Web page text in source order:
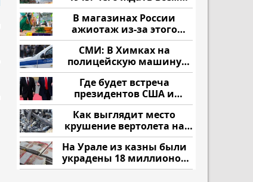
нам?
В магазинах России
ажиотаж из-за этого
продукта: что купить?
СМИ: В Химках на
полицейскую машину
напали и подожгли.
Где будет встреча
президентов США и
России: Европа?
Как выглядит место
крушение вертолета на
Кавказе: смотреть
На Урале из казны были
украдены 18 миллионов
рублей